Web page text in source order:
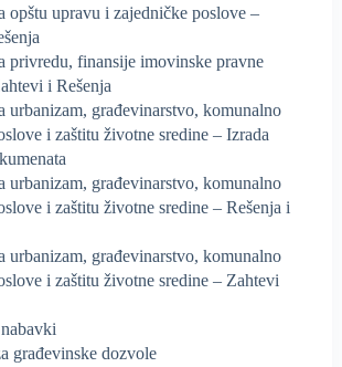
opštu upravu i zajedničke poslove –
privredu, finansije imovinske pravne
i Rešenja
urbanizam, građevinarstvo, komunalno
i zaštitu životne sredine – Izrada
urbanizam, građevinarstvo, komunalno
i zaštitu životne sredine – Rešenja i
urbanizam, građevinarstvo, komunalno
i zaštitu životne sredine – Zahtevi
građevinske dozvole